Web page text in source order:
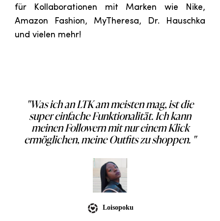
für Kollaborationen mit Marken wie Nike,
Amazon Fashion, MyTheresa, Dr. Hauschka
und vielen mehr!
"Was ich an LTK am meisten mag, ist die
super einfache Funktionalität. Ich kann
meinen Followern mit nur einem Klick
ermöglichen, meine Outfits zu shoppen. "
Loisopoku